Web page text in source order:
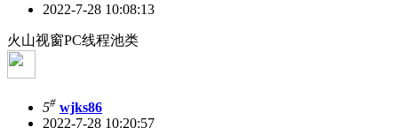
2022-7-28 10:08:13
火山视窗PC线程池类
5# wjks86
2022-7-28 10:20:57